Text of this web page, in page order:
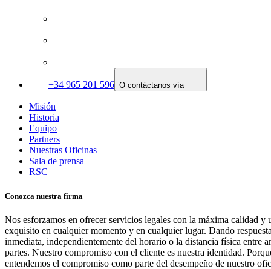
+34 965 201 596 O contáctanos vía
Misión
Historia
Equipo
Partners
Nuestras Oficinas
Sala de prensa
RSC
Conozca nuestra firma
Nos esforzamos en ofrecer servicios legales con la máxima calidad y
exquisito en cualquier momento y en cualquier lugar. Dando
inmediata, independientemente del horario o la distancia física entre
partes. Nuestro compromiso con el cliente es nuestra identidad.
entendemos el compromiso como parte del desempeño de nuestro